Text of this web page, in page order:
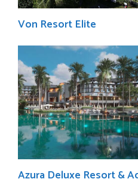
Von Resort Elite
Azura Deluxe Resort &